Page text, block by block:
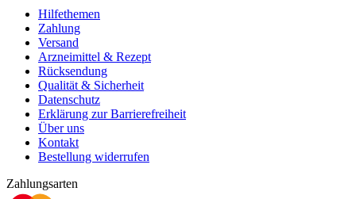
Hilfethemen
Zahlung
Versand
Arzneimittel & Rezept
Rücksendung
Qualität & Sicherheit
Datenschutz
Erklärung zur Barrierefreiheit
Über uns
Kontakt
Bestellung widerrufen
Zahlungsarten